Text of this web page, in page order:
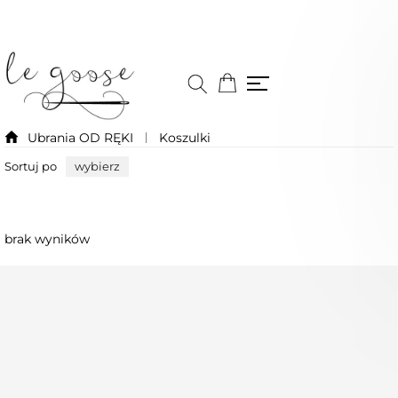
Ubrania OD RĘKI Koszulki
Sortuj po wybierz
brak wyników